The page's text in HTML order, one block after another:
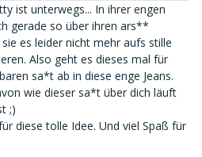
ist unterwegs... In ihrer engen
gerade so über ihren ars**
es leider nicht mehr aufs stille
Also geht es dieses mal für
sa*t ab in diese enge Jeans.
wie dieser sa*t über dich läuft
;)
diese tolle Idee. Und viel Spaß für